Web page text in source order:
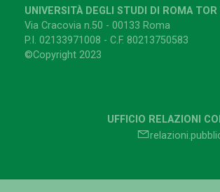
UNIVERSITÀ DEGLI STUDI DI ROMA TOR
Via Cracovia n.50 - 00133 Roma
P.I. 02133971008 - C.F. 80213750583
©Copyright 2023
UFFICIO RELAZIONI